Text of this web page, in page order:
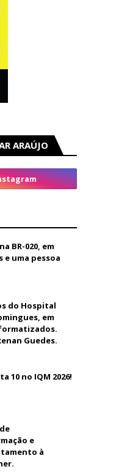
ARAÚJO
BR-020, em
e uma pessoa
do Hospital
em
Guedes.
10 no IQM 2026!
e
à